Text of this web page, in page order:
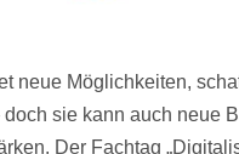
neue Möglichkeiten,
sie kann auch neue
Der Fachtag